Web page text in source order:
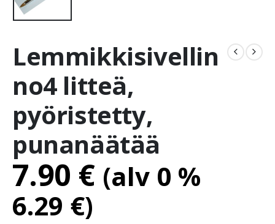
Lemmikkisivellin
no4 litteä,
pyöristetty,
punanäätää
7.90 € (alv 0 %
6.29 €)